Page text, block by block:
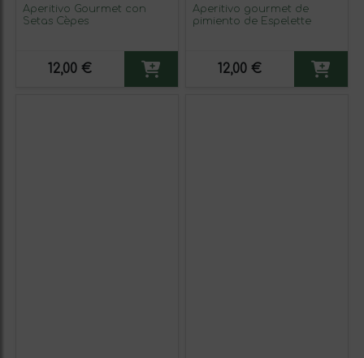
Aperitivo Gourmet con
Setas Cèpes
12,00 €
Aperitivo gourmet de
pimiento de Espelette
12,00 €